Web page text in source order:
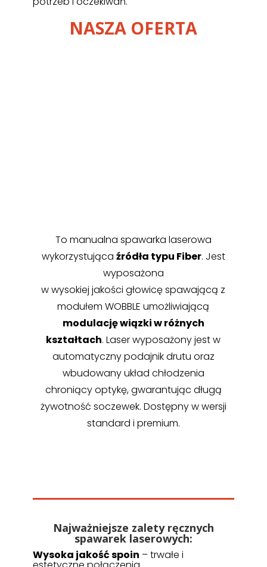
NASZA OFERTA
To manualna spawarka laserowa
wykorzystująca źródła typu Fiber. Jest
wyposażona
w wysokiej jakości głowicę spawającą z
modułem WOBBLE umożliwiającą
modulację wiązki w różnych
kształtach. Laser wyposażony jest w
automatyczny podajnik drutu oraz
wbudowany układ chłodzenia
chroniący optykę, gwarantując długą
żywotność soczewek. Dostępny w wersji
standard i premium.
Najważniejsze zalety ręcznych
spawarek laserowych:
Wysoka jakość spoin – trwałe i